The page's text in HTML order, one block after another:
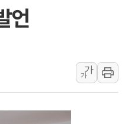
[속보] 민주, 경북 경선 결
[속보] 민주, 대구 경선 결
정재헌 CEO, SKT 장기
최태원, 노소영에 9440
하나금융, 명동 소상공인
인천시 광복절 현수막 '태
언
가
가